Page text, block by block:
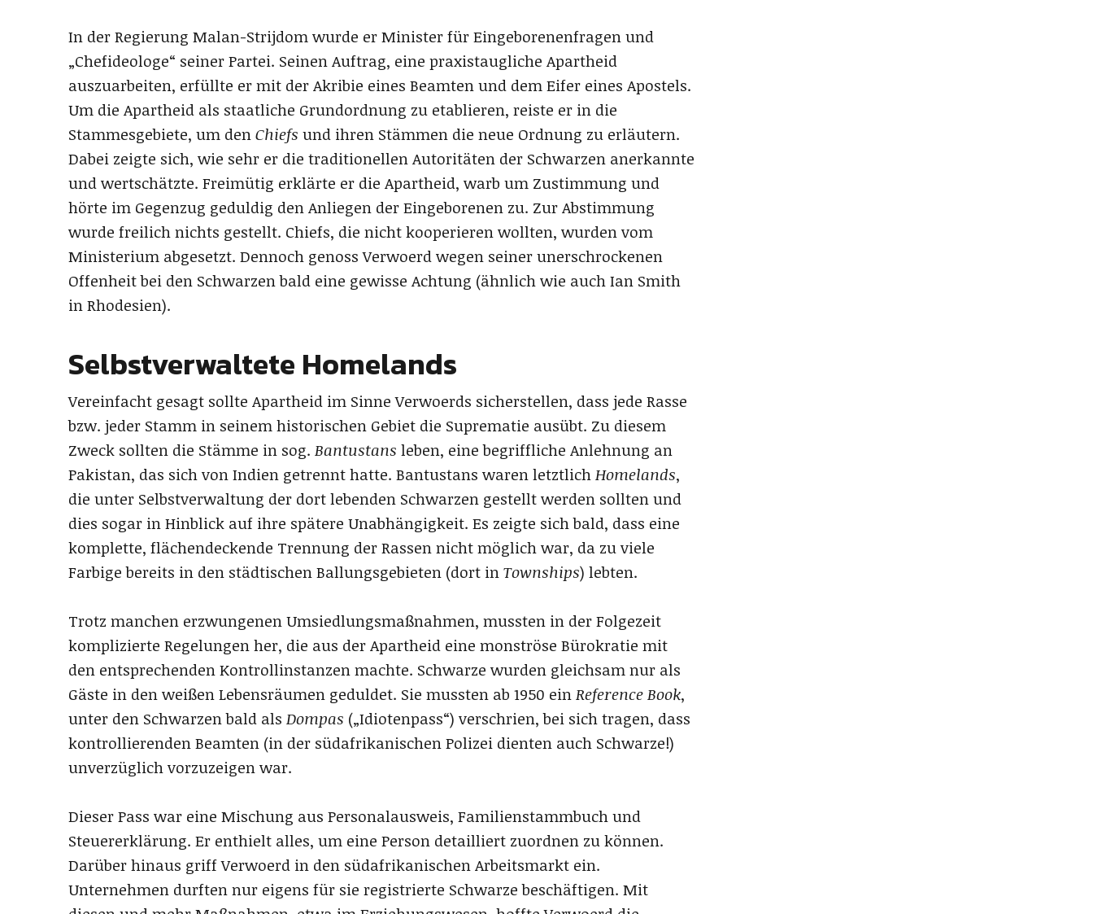
In der Regierung Malan-Strijdom wurde er Minister für Eingeborenenfragen und
„Chefideologe“ seiner Partei. Seinen Auftrag, eine praxistaugliche Apartheid
auszuarbeiten, erfüllte er mit der Akribie eines Beamten und dem Eifer eines Apostels.
Um die Apartheid als staatliche Grundordnung zu etablieren, reiste er in die
Stammesgebiete, um denChiefs und ihren Stämmen die neue Ordnung zu erläutern.
Dabei zeigte sich, wie sehr er die traditionellen Autoritäten der Schwarzen anerkannte
und wertschätzte. Freimütig erklärte er die Apartheid, warb um Zustimmung und
hörte im Gegenzug geduldig den Anliegen der Eingeborenen zu. Zur Abstimmung
wurde freilich nichts gestellt. Chiefs, die nicht kooperieren wollten, wurden vom
Ministerium abgesetzt. Dennoch genoss Verwoerd wegen seiner unerschrockenen
Offenheit bei den Schwarzen bald eine gewisse Achtung (ähnlich wie auch Ian Smith
in Rhodesien).
Selbstverwaltete Homelands
Vereinfacht gesagt sollte Apartheid im Sinne Verwoerds sicherstellen, dass jede Rasse
bzw. jeder Stamm in seinem historischen Gebiet die Suprematie ausübt. Zu diesem
Zweck sollten die Stämme in sog. Bantustans leben, eine begriffliche Anlehnung an
Pakistan, das sich von Indien getrennt hatte. Bantustans waren letztlichHomelands,
die unter Selbstverwaltung der dort lebenden Schwarzen gestellt werden sollten und
dies sogar in Hinblick auf ihre spätere Unabhängigkeit. Es zeigte sich bald, dass eine
komplette, flächendeckende Trennung der Rassen nicht möglich war, da zu viele
Farbige bereits in den städtischen Ballungsgebieten (dort inTownships) lebten.
Trotz manchen erzwungenen Umsiedlungsmaßnahmen, mussten in der Folgezeit
komplizierte Regelungen her, die aus der Apartheid eine monströse Bürokratie mit
den entsprechenden Kontrollinstanzen machte. Schwarze wurden gleichsam nur als
Gäste in den weißen Lebensräumen geduldet. Sie mussten ab 1950 einReference Book,
unter den Schwarzen bald als Dompas („Idiotenpass“) verschrien, bei sich tragen, dass
kontrollierenden Beamten (in der südafrikanischen Polizei dienten auch Schwarze!)
unverzüglich vorzuzeigen war.
Dieser Pass war eine Mischung aus Personalausweis, Familienstammbuch und
Steuererklärung. Er enthielt alles, um eine Person detailliert zuordnen zu können.
Darüber hinaus griff Verwoerd in den südafrikanischen Arbeitsmarkt ein.
Unternehmen durften nur eigens für sie registrierte Schwarze beschäftigen. Mit